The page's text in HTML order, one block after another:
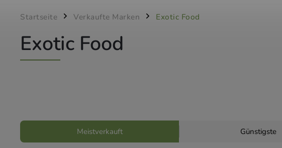
Startseite / Verkaufte Marken / Exotic Food
Exotic Food
Meistverkauft Günstigste